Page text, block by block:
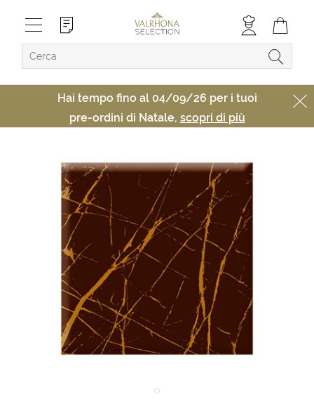
Hai tempo fino al 04/09/26 per i tuoi
pre-ordini di Natale, scopri di più